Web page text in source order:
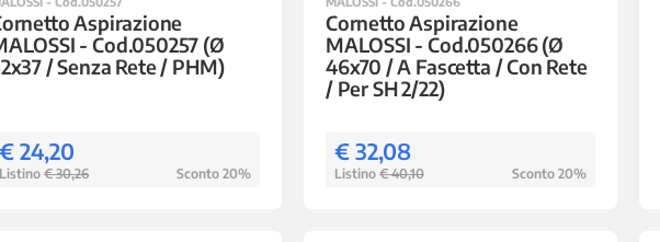
Aspirazione
- Cod.050257 (Ø
/ Senza Rete / PHM)
€ 24,20
Listino € 30,26 Sconto 20%
Cornetto Aspirazione
MALOSSI - Cod.050266 (Ø
46x70 / A Fascetta / Con Rete
/ Per SH 2/22)
€ 32,08
Listino € 40,10 Sconto 20%